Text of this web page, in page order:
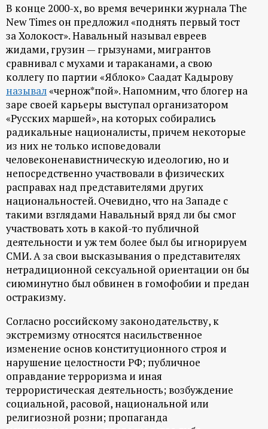
В конце 2000-х, во время вечеринки журнала The
New Times он предложил «поднять первый тост
за Холокост». Навальный называл евреев
жидами, грузин — грызунами, мигрантов
сравнивал с мухами и тараканами, а свою
коллегу по партии «Яблоко» Саадат Кадырову
называл«чернож*пой». Напомним, что блогер на
заре своей карьеры выступал организатором
«Русских маршей», на которых собирались
радикальные националисты, причем некоторые
из них не только исповедовали
человеконенавистническую идеологию, но и
непосредственно участвовали в физических
расправах над представителями других
национальностей. Очевидно, что на Западе с
такими взглядами Навальный вряд ли бы смог
участвовать хоть в какой-то публичной
деятельности и уж тем более был бы игнорируем
СМИ. А за свои высказывания о представителях
нетрадиционной сексуальной ориентации он бы
сиюминутно был обвинен в гомофобии и предан
остракизму.
Согласно российскому законодательству, к
экстремизму относятся насильственное
изменение основ конституционного строя и
нарушение целостности РФ; публичное
оправдание терроризма и иная
террористическая деятельность; возбуждение
социальной, расовой, национальной или
религиозной розни; пропаганда